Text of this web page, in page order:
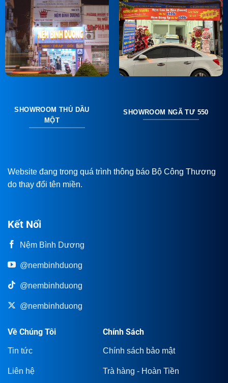
SHOWROOM THỦ DẦU
MỘT
SHOWROOM NGÃ TƯ 550
Website đang trong quá trình thông báo Bộ Công Thương
do thay đổi tên miền.
Kết Nối
Nệm Bình Dương
@nembinhduong
@nembinhduong
@nembinhduong
Về Chúng Tôi
Tin tức
Liên hệ
Chính Sách
Chính sách bảo mật
Trà hàng - Hoàn Tiền